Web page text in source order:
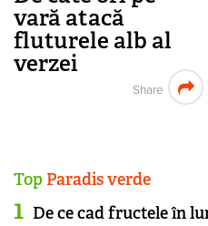
vară atacă
fluturele alb al
verzei
Share
Top Paradis verde
De ce cad fructele în